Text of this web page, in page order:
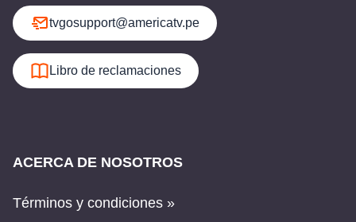
tvgosupport@americatv.pe
Libro de reclamaciones
ACERCA DE NOSOTROS
Términos y condiciones »